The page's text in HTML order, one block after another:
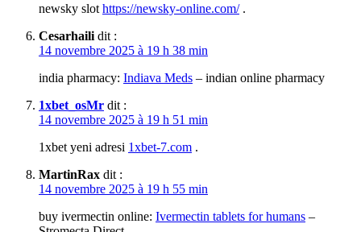
newsky slot https://newsky-online.com/.
Cesarhaili dit :
14 novembre 2025 à 19 h 38 min
india pharmacy: Indiava Meds – indian online pharmacy
1xbet_osMr dit :
14 novembre 2025 à 19 h 51 min
1xbet yeni adresi 1xbet-7.com .
MartinRax dit :
14 novembre 2025 à 19 h 55 min
buy ivermectin online: Ivermectin tablets for humans –